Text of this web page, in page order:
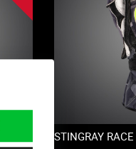
-25%
STINGRAY